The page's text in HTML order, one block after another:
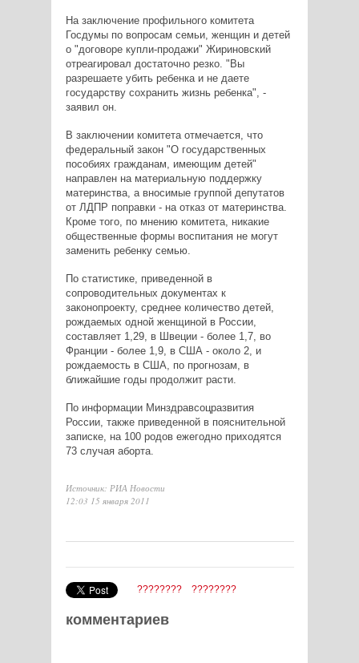
На заключение профильного комитета
Госдумы по вопросам семьи, женщин и детей
о "договоре купли-продажи" Жириновский
отреагировал достаточно резко. "Вы
разрешаете убить ребенка и не даете
государству сохранить жизнь ребенка", -
заявил он.
В заключении комитета отмечается, что
федеральный закон "О государственных
пособиях гражданам, имеющим детей"
направлен на материальную поддержку
материнства, а вносимые группой депутатов
от ЛДПР поправки - на отказ от материнства.
Кроме того, по мнению комитета, никакие
общественные формы воспитания не могут
заменить ребенку семью.
По статистике, приведенной в
сопроводительных документах к
законопроекту, среднее количество детей,
рождаемых одной женщиной в России,
составляет 1,29, в Швеции - более 1,7, во
Франции - более 1,9, в США - около 2, и
рождаемость в США, по прогнозам, в
ближайшие годы продолжит расти.
По информации Минздравсоцразвития
России, также приведенной в пояснительной
записке, на 100 родов ежегодно приходятся
73 случая аборта.
Источник: РИА Новости
12:03 15 января 2011
???????? ????????
комментариев